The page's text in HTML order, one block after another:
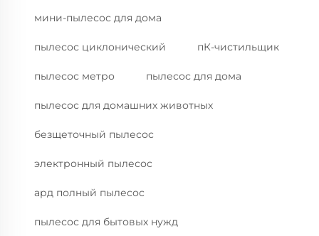
мини-пылесос для дома
пылесос циклонический пК-чистильщик
пылесос метро пылесос для дома
пылесос для домашних животных
безщеточный пылесос
электронный пылесос
ард полный пылесос
пылесос для бытовых нужд